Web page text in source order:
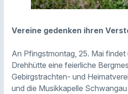
Vereine gedenken ihren
An Pfingstmontag, 25. Mai findet
Drehhütte eine feierliche
Gebirgstrachten- und
und die Musikkapelle